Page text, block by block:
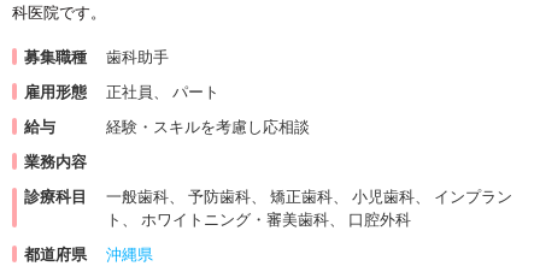
科医院です。
募集職種
歯科助手
雇用形態
正社員、 パート
給与
経験・スキルを考慮し応相談
業務内容
診療科目
一般歯科、 予防歯科、 矯正歯科、 小児歯科、 インプラン
ト、 ホワイトニング・審美歯科、 口腔外科
都道府県
沖縄県